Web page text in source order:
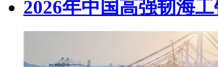
2026年中国高强韧海